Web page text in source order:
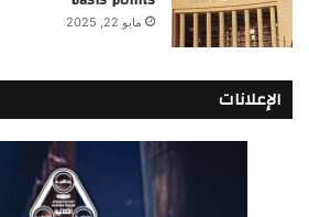
مايو 22, 2025
الإعلانات